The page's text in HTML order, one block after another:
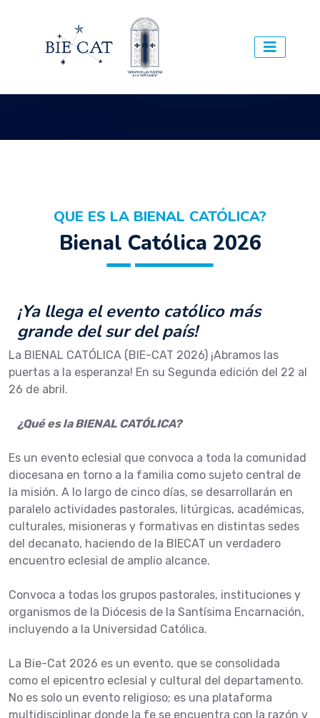
QUE ES LA BIENAL CATÓLICA?
Bienal Católica 2026
¡Ya llega el evento católico más
grande del sur del país!
La BIENAL CATÓLICA (BIE-CAT 2026) ¡Abramos las
puertas a la esperanza! En su Segunda edición del 22 al
26 de abril.
¿Qué es la BIENAL CATÓLICA?
Es un evento eclesial que convoca a toda la comunidad
diocesana en torno a la familia como sujeto central de
la misión. A lo largo de cinco días, se desarrollarán en
paralelo actividades pastorales, litúrgicas, académicas,
culturales, misioneras y formativas en distintas sedes
del decanato, haciendo de la BIECAT un verdadero
encuentro eclesial de amplio alcance.
Convoca a todas los grupos pastorales, instituciones y
organismos de la Diócesis de la Santísima Encarnación,
incluyendo a la Universidad Católica.
La Bie-Cat 2026 es un evento, que se consolidada
como el epicentro eclesial y cultural del departamento.
No es solo un evento religioso; es una plataforma
multidisciplinar donde la fe se encuentra con la razón y